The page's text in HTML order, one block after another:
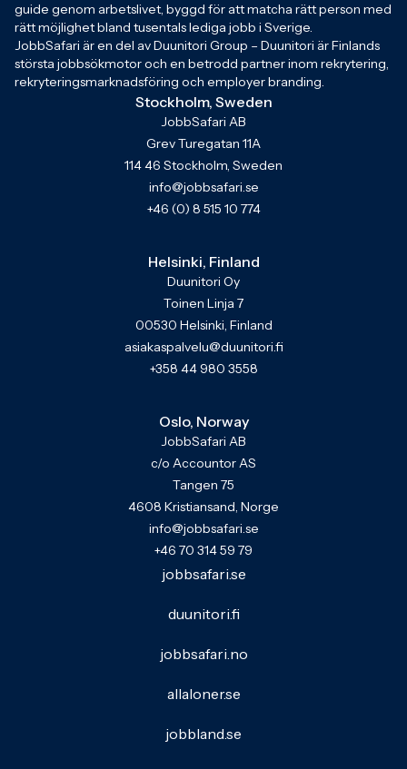
guide genom arbetslivet, byggd för att matcha rätt person med
rätt möjlighet bland tusentals lediga jobb i Sverige.
JobbSafari är en del av Duunitori Group – Duunitori är Finlands
största jobbsökmotor och en betrodd partner inom rekrytering,
rekryteringsmarknadsföring och employer branding.
Stockholm, Sweden
JobbSafari AB
Grev Turegatan 11A
114 46 Stockholm, Sweden
info@jobbsafari.se
+46 (0) 8 515 10 774
Helsinki, Finland
Duunitori Oy
Toinen Linja 7
00530 Helsinki, Finland
asiakaspalvelu@duunitori.fi
+358 44 980 3558
Oslo, Norway
JobbSafari AB
c/o Accountor AS
Tangen 75
4608 Kristiansand, Norge
info@jobbsafari.se
+46 70 314 59 79
jobbsafari.se
duunitori.fi
jobbsafari.no
allaloner.se
jobbland.se